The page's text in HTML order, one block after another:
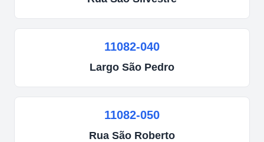
11082-040
Largo São Pedro
11082-050
Rua São Roberto